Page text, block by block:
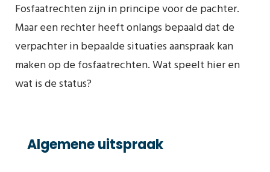
Fosfaatrechten zijn in principe voor de pachter.
Maar een rechter heeft onlangs bepaald dat de
verpachter in bepaalde situaties aanspraak kan
maken op de fosfaatrechten. Wat speelt hier en
wat is de status?
Algemene uitspraak